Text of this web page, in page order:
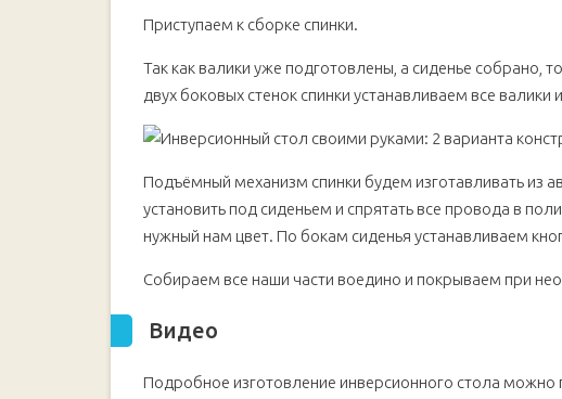
Приступаем к сборке спинки.
Так как валики уже подготовлены, а сиденье собрано,
двух боковых стенок спинки устанавливаем все
Подъёмный механизм спинки будем изготавливать из
установить под сиденьем и спрятать все провода в
нужный нам цвет. По бокам сиденья устанавливаем
Собираем все наши части воедино и покрываем при
Видео
Подробное изготовление инверсионного стола